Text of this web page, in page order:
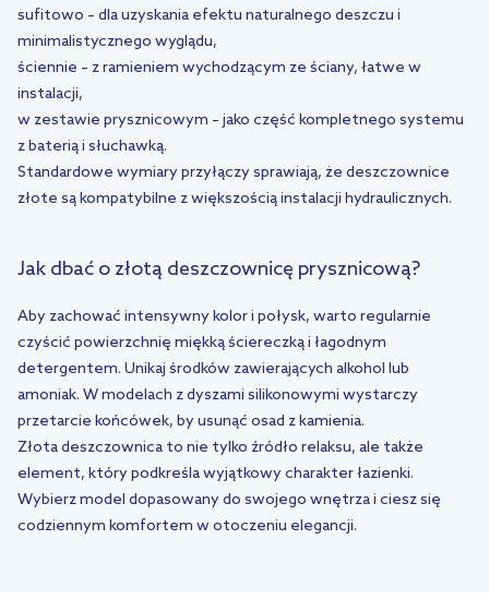
sufitowo – dla uzyskania efektu naturalnego deszczu i
minimalistycznego wyglądu,
ściennie – z ramieniem wychodzącym ze ściany, łatwe w
instalacji,
w zestawie prysznicowym – jako część kompletnego systemu
z baterią i słuchawką.
Standardowe wymiary przyłączy sprawiają, że deszczownice
złote są kompatybilne z większością instalacji hydraulicznych.
Jak dbać o złotą deszczownicę prysznicową?
Aby zachować intensywny kolor i połysk, warto regularnie
czyścić powierzchnię miękką ściereczką i łagodnym
detergentem. Unikaj środków zawierających alkohol lub
amoniak. W modelach z dyszami silikonowymi wystarczy
przetarcie końcówek, by usunąć osad z kamienia.
Złota deszczownica to nie tylko źródło relaksu, ale także
element, który podkreśla wyjątkowy charakter łazienki.
Wybierz model dopasowany do swojego wnętrza i ciesz się
codziennym komfortem w otoczeniu elegancji.